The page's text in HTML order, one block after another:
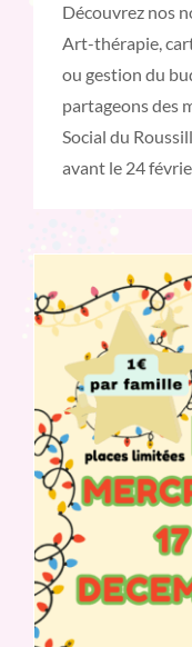
Découvrez nos
Art-thérapie,
ou gestion du
partageons des
Social du
avant le 24